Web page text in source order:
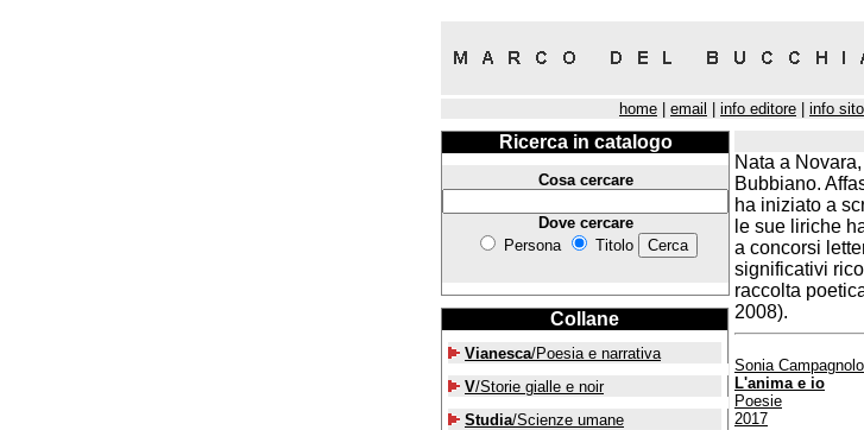
home email info editore info sito
Ricerca in catalogo
Cosa cercare
Dove cercare
Persona
Titolo
Collane
Vianesca/Poesia e narrativa
V/Storie gialle e noir
Studia/Scienze umane
Nata a
Bubbiano.
ha iniziato a
le sue liriche
a concorsi
significativi
raccolta
2008).
Sonia Campagnolo
L'anima e io
Poesie
2017